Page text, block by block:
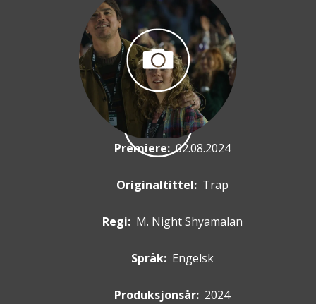
Premiere: 02.08.2024
Originaltittel: Trap
Regi: M. Night Shyamalan
Språk: Engelsk
Produksjonsår: 2024